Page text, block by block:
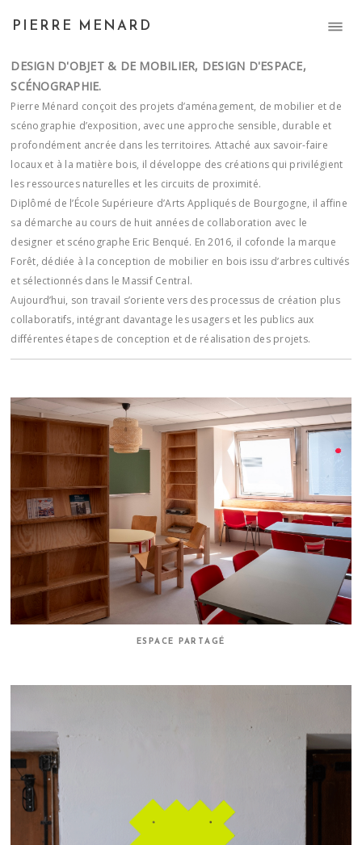
PIERRE MENARD
DESIGN D'OBJET & DE MOBILIER, DESIGN D'ESPACE,
SCÉNOGRAPHIE.
Pierre Ménard conçoit des projets d’aménagement, de mobilier et de
scénographie d’exposition, avec une approche sensible, durable et
profondément ancrée dans les territoires. Attaché aux savoir-faire
locaux et à la matière bois, il développe des créations qui privilégient
les ressources naturelles et les circuits de proximité.
Diplômé de l’École Supérieure d’Arts Appliqués de Bourgogne, il affine
sa démarche au cours de huit années de collaboration avec le
designer et scénographe Eric Benqué. En 2016, il cofonde la marque
Forêt, dédiée à la conception de mobilier en bois issu d’arbres cultivés
et sélectionnés dans le Massif Central.
Aujourd’hui, son travail s’oriente vers des processus de création plus
collaboratifs, intégrant davantage les usagers et les publics aux
différentes étapes de conception et de réalisation des projets.
ESPACE PARTAGÉ